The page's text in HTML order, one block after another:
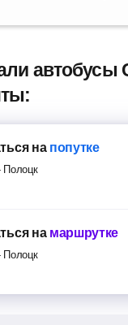
автобусы
на попутке
Полоцк
на маршрутке
Полоцк